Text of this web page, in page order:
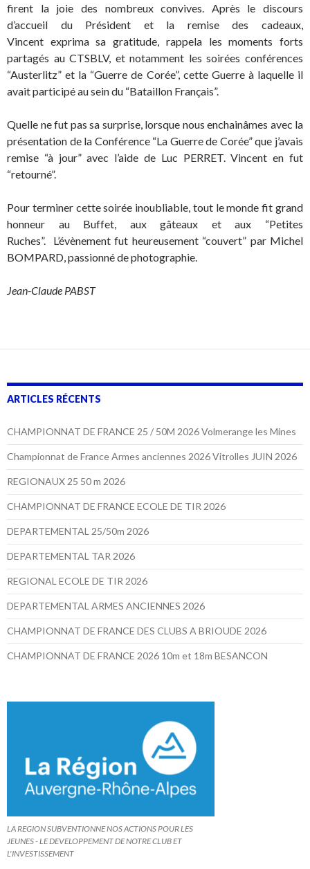
firent la joie des nombreux convives. Après le discours
d’accueil du Président et la remise des cadeaux,
Vincent exprima sa gratitude, rappela les moments forts
partagés au CTSBLV, et notamment les soirées conférences
“Austerlitz” et la “Guerre de Corée”, cette Guerre à laquelle il
avait participé au sein du “Bataillon Français”.
Quelle ne fut pas sa surprise, lorsque nous enchainâmes avec la
présentation de la Conférence “La Guerre de Corée” que j’avais
remise “à jour” avec l’aide de Luc PERRET. Vincent en fut
“retourné”.
Pour terminer cette soirée inoubliable, tout le monde fit grand
honneur au Buffet, aux gâteaux et aux “Petites
Ruches”. L’évènement fut heureusement “couvert” par Michel
BOMPARD, passionné de photographie.
Jean-Claude PABST
ARTICLES RÉCENTS
CHAMPIONNAT DE FRANCE 25 / 50M 2026 Volmerange les Mines
Championnat de France Armes anciennes 2026 Vitrolles JUIN 2026
REGIONAUX 25 50 m 2026
CHAMPIONNAT DE FRANCE ECOLE DE TIR 2026
DEPARTEMENTAL 25/50m 2026
DEPARTEMENTAL TAR 2026
REGIONAL ECOLE DE TIR 2026
DEPARTEMENTAL ARMES ANCIENNES 2026
CHAMPIONNAT DE FRANCE DES CLUBS A BRIOUDE 2026
CHAMPIONNAT DE FRANCE 2026 10m et 18m BESANCON
LA REGION SUBVENTIONNE NOS ACTIONS POUR LES
JEUNES - LE DEVELOPPEMENT DE NOTRE CLUB ET
L'INVESTISSEMENT